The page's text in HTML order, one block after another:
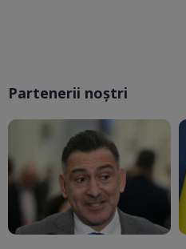
Partenerii noștri